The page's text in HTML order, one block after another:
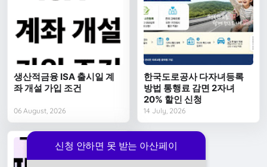
신청 안하면 못 받는 아산페이
생산적금융 ISA 출시일 계
좌 개설 가입 조건
06 August, 2026
한국도로공사 다자녀등록
방법 통행료 감면 2자녀
20% 할인 신청
14 July, 2026